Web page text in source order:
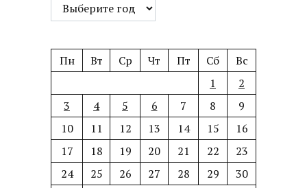
Пн Вт Ср Чт Пт Сб
Вс
1
2
3
4 5 6 7 8
9
10
11 12 13 14 15
16
17
18 19 20 21 22
23
24
25 26 27 28 29
30